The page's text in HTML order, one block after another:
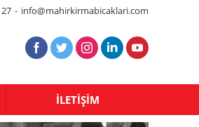
- info@mahirkirmabicaklari.com
İLETİŞİM